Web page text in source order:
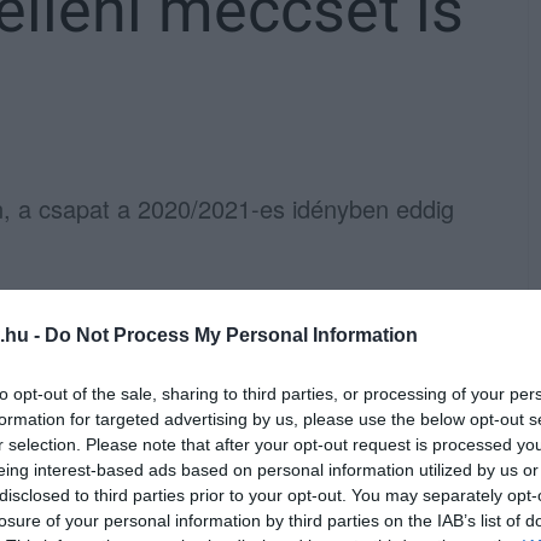
- Do Not Process My Personal Information
opt-out of the sale, sharing to third parties, or processing of your
for targeted advertising by us, please use the below opt-out
selection. Please note that after your opt-out request is processed
interest-based ads based on personal information utilized by us
to third parties prior to your opt-out. You may separately
of your personal information by third parties on the IAB’s list of
a csapat a 2020/2021-es idényben eddig
26-ra kiírt MOL-Pick Szeged –
A Bajnokok Ligájában is érdekelt
értesítette arról, hogy az Eger több
van a vírus, náluk is voltak pozitív
szereplését a Pastor-legénység a